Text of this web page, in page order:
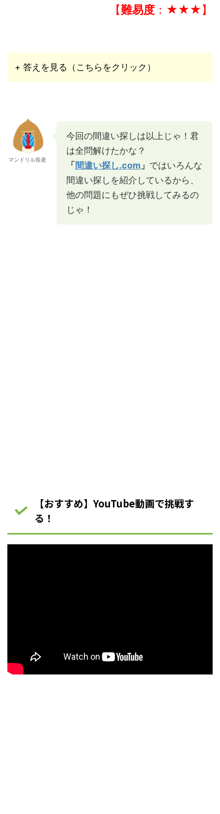
【難易度 ：★★★】
+ 答えを見る（こちらをクリック）
マンドリル長老
今回の間違い探しは以上じゃ！君
は全問解けたかな？
「 間違い探し.com 」 ではいろんな
間違い探しを紹介しているから、
他の問題にもぜひ挑戦してみるの
じゃ！
【おすすめ】YouTube動画で挑戦す
る！